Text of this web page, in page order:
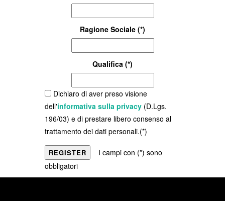
Ragione Sociale (*)
Qualifica (*)
Dichiaro di aver preso visione
dell'informativa sulla privacy (D.Lgs.
196/03) e di prestare libero consenso al
trattamento dei dati personali.(*)
I campi con (*) sono
obbligatori